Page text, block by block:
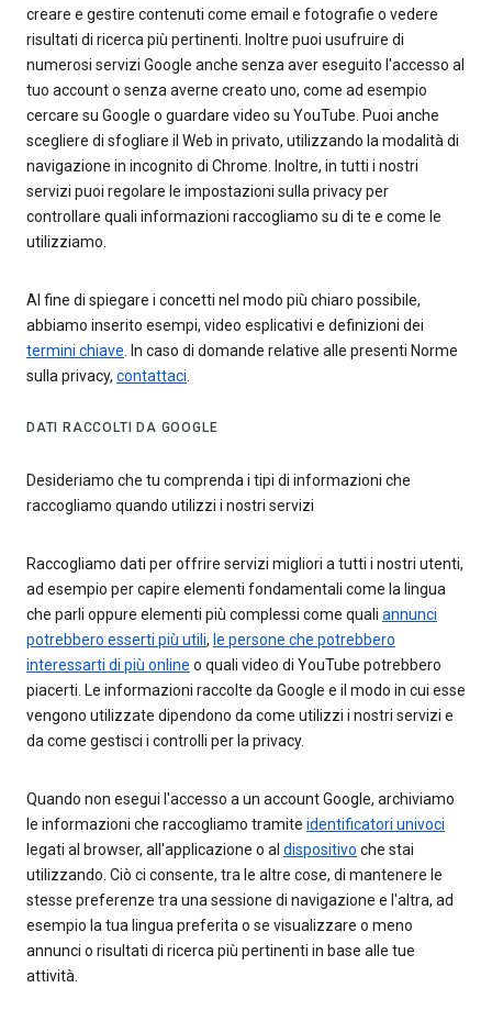
creare e gestire contenuti come email e fotografie o vedere
risultati di ricerca più pertinenti. Inoltre puoi usufruire di
numerosi servizi Google anche senza aver eseguito l'accesso al
tuo account o senza averne creato uno, come ad esempio
cercare su Google o guardare video su YouTube. Puoi anche
scegliere di sfogliare il Web in privato, utilizzando la modalità di
navigazione in incognito di Chrome. Inoltre, in tutti i nostri
servizi puoi regolare le impostazioni sulla privacy per
controllare quali informazioni raccogliamo su di te e come le
utilizziamo.
Al fine di spiegare i concetti nel modo più chiaro possibile,
abbiamo inserito esempi, video esplicativi e definizioni dei
termini chiave. In caso di domande relative alle presenti Norme
sulla privacy, contattaci.
DATI RACCOLTI DA GOOGLE
Desideriamo che tu comprenda i tipi di informazioni che
raccogliamo quando utilizzi i nostri servizi
Raccogliamo dati per offrire servizi migliori a tutti i nostri utenti,
ad esempio per capire elementi fondamentali come la lingua
che parli oppure elementi più complessi come quali annunci
potrebbero esserti più utili, le persone che potrebbero
interessarti di più online o quali video di YouTube potrebbero
piacerti. Le informazioni raccolte da Google e il modo in cui esse
vengono utilizzate dipendono da come utilizzi i nostri servizi e
da come gestisci i controlli per la privacy.
Quando non esegui l'accesso a un account Google, archiviamo
le informazioni che raccogliamo tramite identificatori univoci
legati al browser, all'applicazione o al dispositivo che stai
utilizzando. Ciò ci consente, tra le altre cose, di mantenere le
stesse preferenze tra una sessione di navigazione e l'altra, ad
esempio la tua lingua preferita o se visualizzare o meno
annunci o risultati di ricerca più pertinenti in base alle tue
attività.